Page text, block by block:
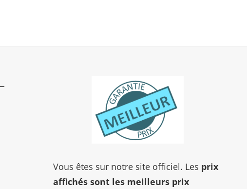
Vous êtes sur notre site officiel. Les prix
affichés sont les meilleurs prix